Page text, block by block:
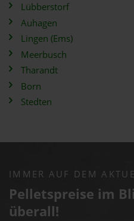
Lübberstorf
Auhagen
Lingen (Ems)
Meerbusch
Tharandt
Born
Stedten
IMMER AUF DEM
Pelletspreise im
überall!